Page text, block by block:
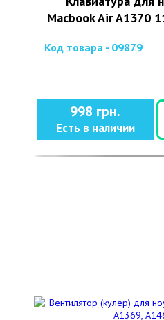
Macbook Air A1370
Код товара - 09879
998 грн.
Есть в наличии